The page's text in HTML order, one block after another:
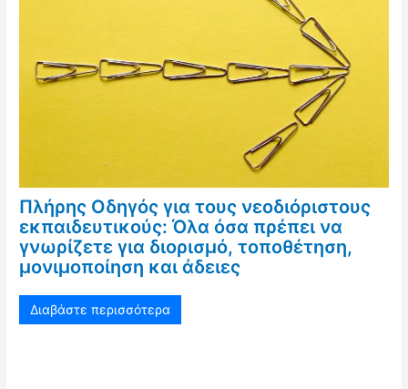
Πλήρης Οδηγός για τους νεοδιόριστους
εκπαιδευτικούς: Όλα όσα πρέπει να
γνωρίζετε για διορισμό, τοποθέτηση,
μονιμοποίηση και άδειες
Διαβάστε περισσότερα